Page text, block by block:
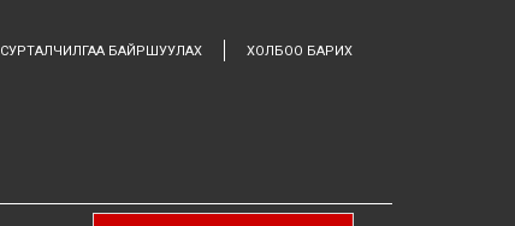
СУРТАЛЧИЛГАА БАЙРШУУЛАХ ХОЛБОО БАРИХ